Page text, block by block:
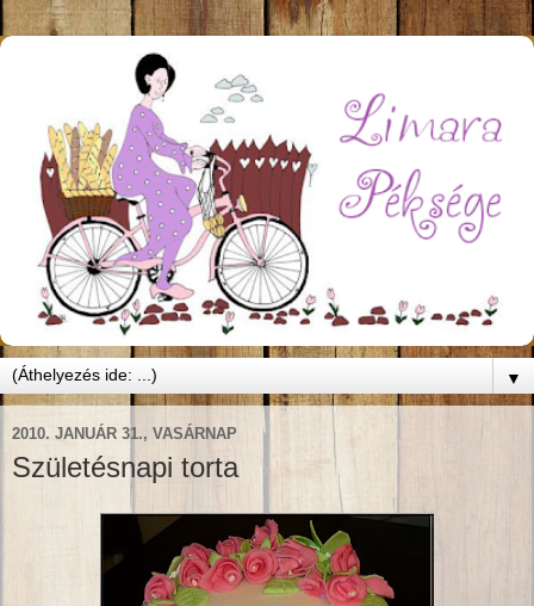
▼
2010. JANUÁR 31., VASÁRNAP
Születésnapi torta